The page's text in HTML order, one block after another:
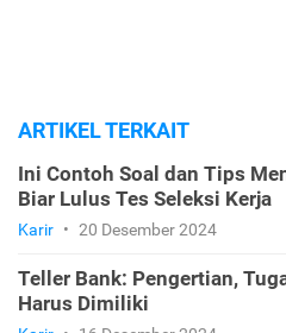
ARTIKEL TERKAIT
Ini Contoh Soal dan Tips
Biar Lulus Tes Seleksi Kerja
Karir • 20 Desember 2024
Teller Bank: Pengertian,
Harus Dimiliki